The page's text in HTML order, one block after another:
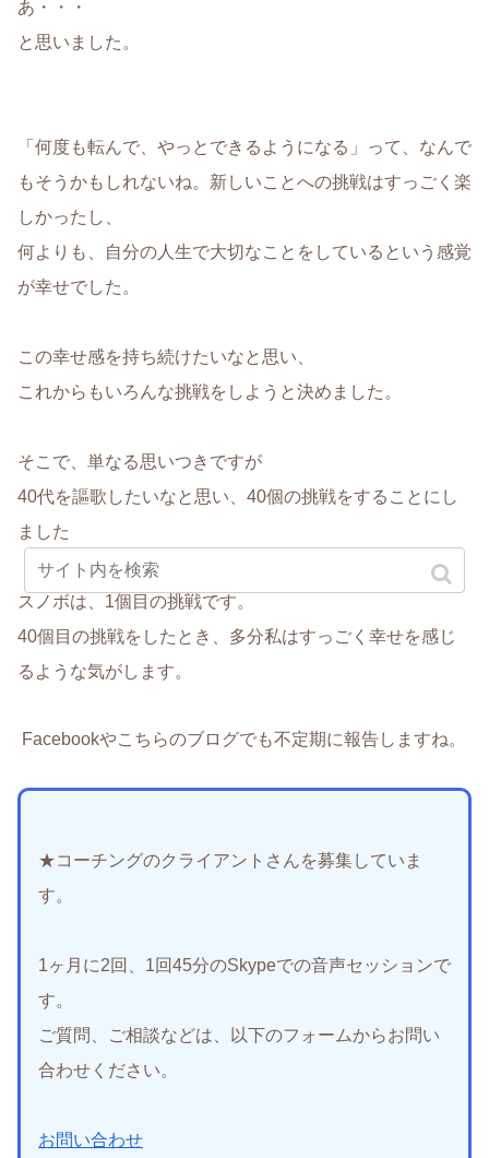
あ・・・
と思いました。
「何度も転んで、やっとできるようになる」って、なんで
もそうかもしれないね。新しいことへの挑戦はすっごく楽
しかったし、
何よりも、自分の人生で大切なことをしているという感覚
が幸せでした。
この幸せ感を持ち続けたいなと思い、
これからもいろんな挑戦をしようと決めました。
そこで、単なる思いつきですが
40代を謳歌したいなと思い、40個の挑戦をすることにし
ました
スノボは、1個目の挑戦です。
40個目の挑戦をしたとき、多分私はすっごく幸せを感じ
るような気がします。
Facebookやこちらのブログでも不定期に報告しますね。
★コーチングのクライアントさんを募集していま
す。
1ヶ月に2回、1回45分のSkypeでの音声セッションで
す。
ご質問、ご相談などは、以下のフォームからお問い
合わせください。
お問い合わせ